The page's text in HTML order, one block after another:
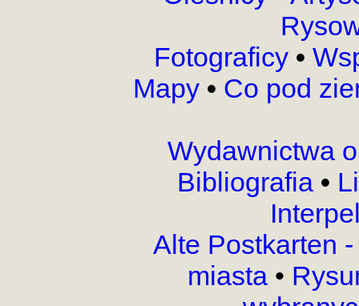
Fotograficy •
Mapy • Co pod
Wydawnictwa
Bibliografia •
Alte Postkarten
miasta•